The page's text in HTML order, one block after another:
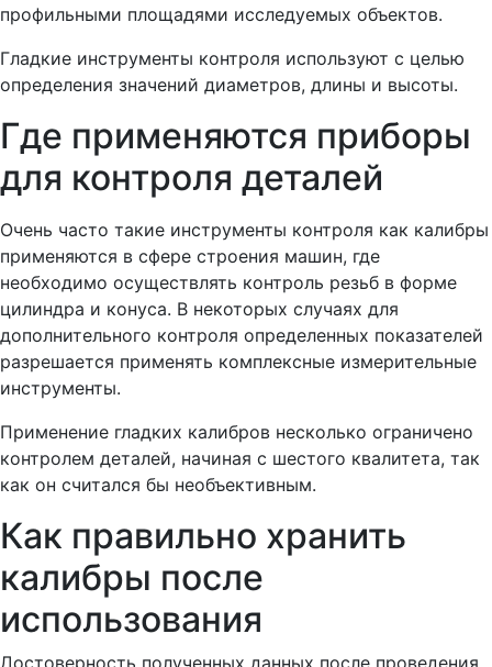
профильными площадями исследуемых объектов.
Гладкие инструменты контроля используют с целью
определения значений диаметров, длины и высоты.
Где применяются приборы
для контроля деталей
Очень часто такие инструменты контроля как калибры
применяются в сфере строения машин, где
необходимо осуществлять контроль резьб в форме
цилиндра и конуса. В некоторых случаях для
дополнительного контроля определенных показателей
разрешается применять комплексные измерительные
инструменты.
Применение гладких калибров несколько ограничено
контролем деталей, начиная с шестого квалитета, так
как он считался бы необъективным.
Как правильно хранить
калибры после
использования
Достоверность полученных данных после проведения